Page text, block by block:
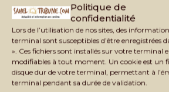
Politique de
confidentialité
Lors de l’utilisation de nos sites, des
terminal sont susceptibles d’être enregistrées
». Ces fichiers sont installés sur votre terminal
modifiables à tout moment. Un cookie est un
disque dur de votre terminal, permettant à
terminal pendant sa durée de validation.
CATASTROPHES CLIMATIQUES
CAUTION 10 000 DOLLARS CAUTION DE VISA
CEDEAO CÉDÉAO CEI
CEMAPI CEN-SNESUP CENOU
CENTRAFRIQUE CENTRALE